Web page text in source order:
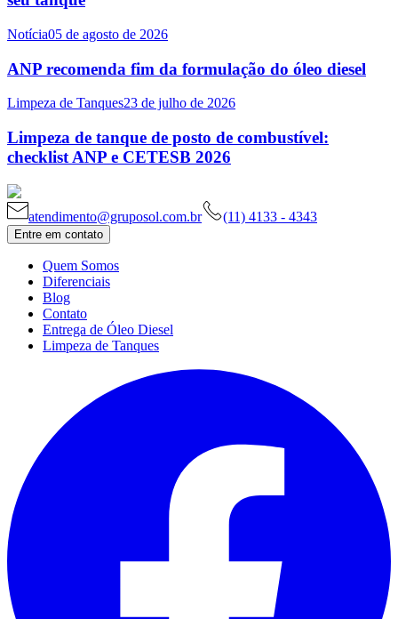
Notícia05 de agosto de 2026
ANP recomenda fim da formulação do óleo diesel
Limpeza de Tanques23 de julho de 2026
Limpeza de tanque de posto de combustível:
checklist ANP e CETESB 2026
atendimento@gruposol.com.br (11) 4133 - 4343
Entre em contato
Quem Somos
Diferenciais
Blog
Contato
Entrega de Óleo Diesel
Limpeza de Tanques